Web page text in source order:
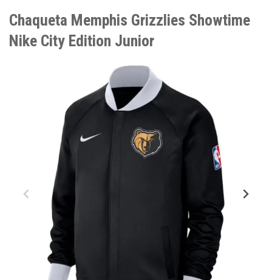
Chaqueta Memphis Grizzlies Showtime
Nike City Edition Junior